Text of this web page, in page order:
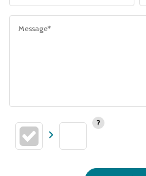
Message*